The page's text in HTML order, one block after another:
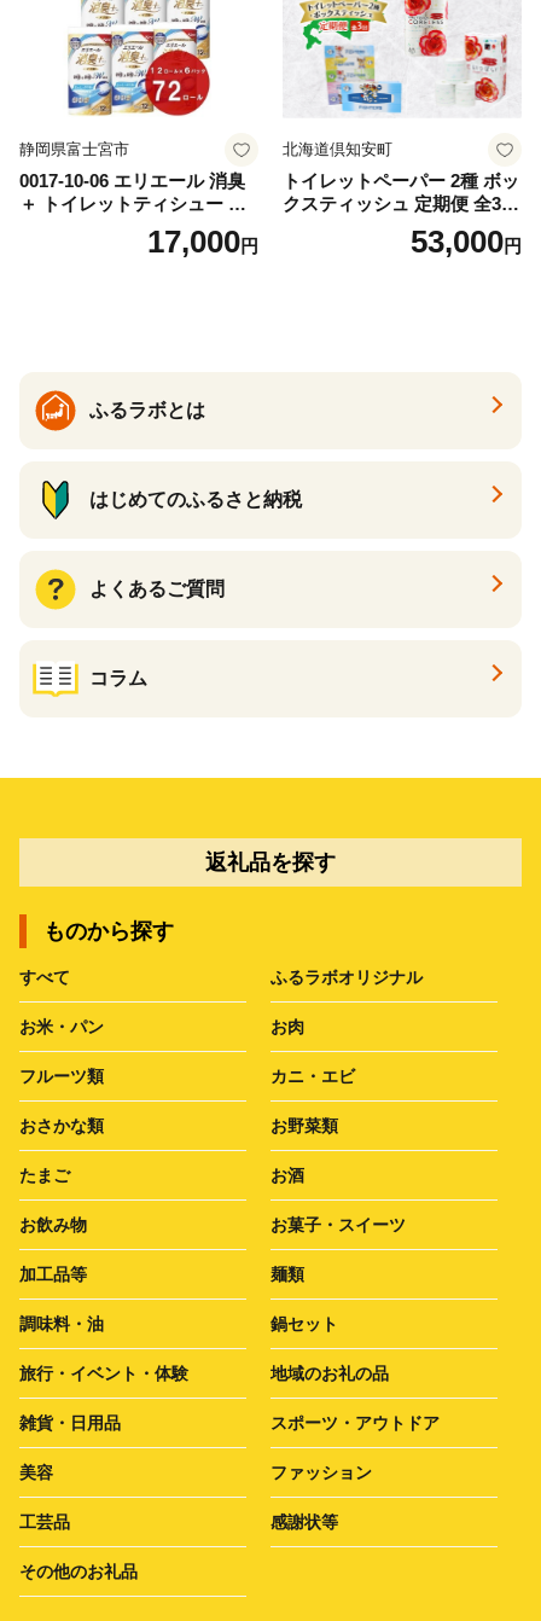
静岡県富士宮市
0017-10-06 エリエール 消臭
＋ トイレットティシュー し
っかり香るフレッシュクリア
の香り ダブル 12ロール×6パ
17,000円
北海道倶知安町
トイレットペーパー 2種 ボッ
クスティッシュ 定期便 全3
回 日本製 まとめ買い 防災
常備品 日用雑貨 消耗品 生活
53,000円
ふるラボとは
はじめてのふるさと納税
よくあるご質問
コラム
返礼品を探す
ものから探す
すべて ふるラボオリジナル
お米・パン お肉
フルーツ類 カニ・エビ
おさかな類 お野菜類
たまご お酒
お飲み物 お菓子・スイーツ
加工品等 麺類
調味料・油 鍋セット
旅行・イベント・体験 地域のお礼の品
雑貨・日用品 スポーツ・アウトドア
美容 ファッション
工芸品 感謝状等
その他のお礼品